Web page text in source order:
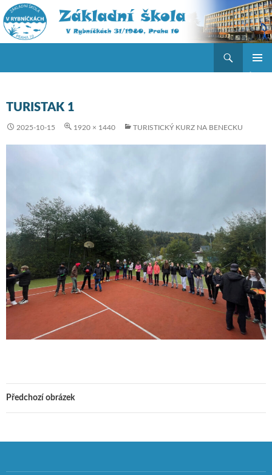
TURISTAK 1
2025-10-15 1920 × 1440 TURISTICKÝ KURZ NA BENECKU
Předchozí obrázek